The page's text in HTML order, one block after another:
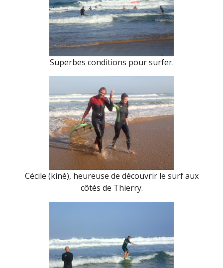
Superbes conditions pour surfer.
Cécile (kiné), heureuse de découvrir le surf aux
côtés de Thierry.